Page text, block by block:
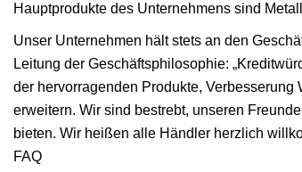
Hauptprodukte des Unternehmens sind
Unser Unternehmen hält stets an den
Leitung der Geschäftsphilosophie:
der hervorragenden Produkte,
erweitern. Wir sind bestrebt, unseren
bieten. Wir heißen alle Händler herzlich
FAQ